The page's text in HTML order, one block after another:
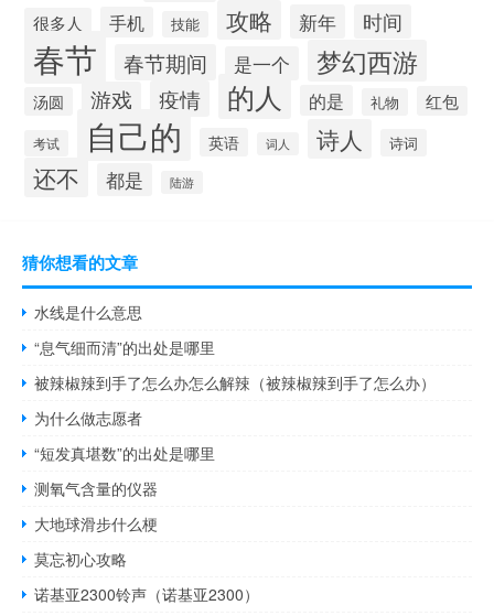
很多人 手机 技能 攻略 新年 时间
春节 春节期间 是一个 梦幻西游
汤圆 游戏 疫情 的人 的是 礼物 红包
考试 自己的 英语 词人 诗人 诗词
还不 都是 陆游
猜你想看的文章
水线是什么意思
“息气细而清”的出处是哪里
被辣椒辣到手了怎么办怎么解辣（被辣椒辣到手了怎么办）
为什么做志愿者
“短发真堪数”的出处是哪里
测氧气含量的仪器
大地球滑步什么梗
莫忘初心攻略
诺基亚2300铃声（诺基亚2300）